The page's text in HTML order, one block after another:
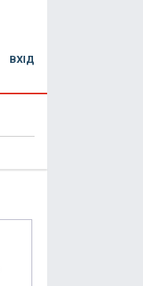
ВХІД